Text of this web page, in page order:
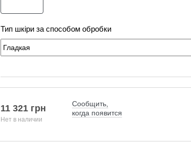
Тип шкіри за способом обробки
11 321 грн
Нет в наличии
Сообщить,
когда появится